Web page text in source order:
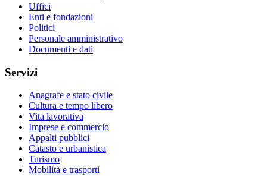
Uffici
Enti e fondazioni
Politici
Personale amministrativo
Documenti e dati
Servizi
Anagrafe e stato civile
Cultura e tempo libero
Vita lavorativa
Imprese e commercio
Appalti pubblici
Catasto e urbanistica
Turismo
Mobilità e trasporti